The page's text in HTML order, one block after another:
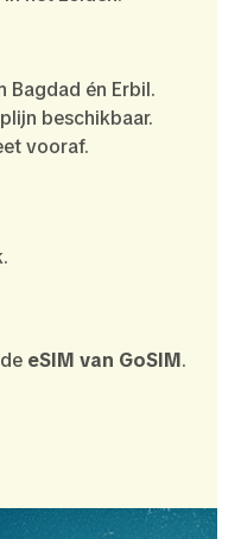
Bagdad én Erbil.
beschikbaar.
vooraf.
eSIM van GoSIM.